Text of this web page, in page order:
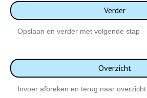
noteren,
geeft
toestemming
voor.
Verder
Opslaan en verder met volgende stap
Overzicht
Invoer afbreken en terug naar overzicht